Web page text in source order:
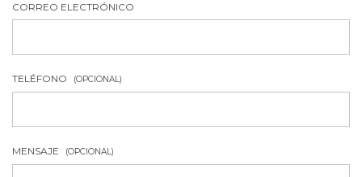
CORREO ELECTRÓNICO
TELÉFONO (OPCIONAL)
MENSAJE (OPCIONAL)